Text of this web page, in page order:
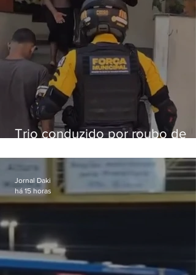
Trio conduzido por roubo de
passagens
Jornal Daki
há 15 horas